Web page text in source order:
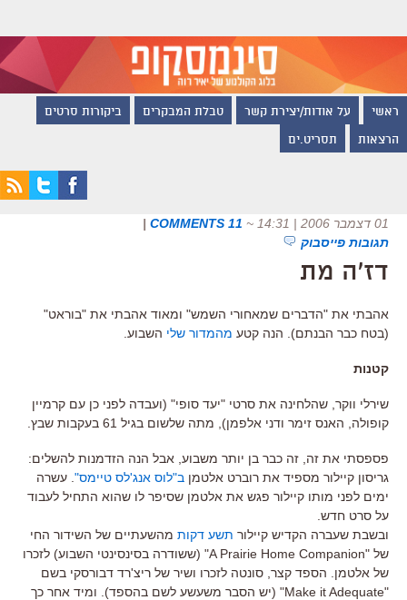
ראשי על אודות/יצירת קשר טבלת המבקרים ביקורות סרטים
הרצאות תסריט.ים
01 דצמבר 2006 | 14:31 ~
11 COMMENTS
|
תגובות פייסבוק
דז'ה מת
אהבתי את "הדברים שמאחורי השמש" ומאוד אהבתי את "בוראט"
(בטח כבר הבנתם). הנה קטע מהמדור שלי השבוע.
קטנות
שירלי ווקר, שהלחינה את סרטי "יעד סופי" (ועבדה לפני כן עם קרמיין
קופולה, האנס זימר ודני אלפמן), מתה שלשום בגיל 61 בעקבות שבץ.
פספסתי את זה, זה כבר בן יותר משבוע, אבל הנה הזדמנות להשלים:
גריסון קיילור מספיד את רוברט אלטמן ב"לוס אנג'לס טיימס" . עשרה
ימים לפני מותו קיילור פגש את אלטמן שסיפר לו שהוא התחיל לעבוד
על סרט חדש.
ובשבת שעברה הקדיש קיילור תשע דקות מהשעתיים של השידור החי
של "A Prairie Home Companion" (ששודרה בסינסינטי השבוע) לזכרו
של אלטמן. הספד קצר, סונטה לזכרו ושיר של ריצ'רד דבורסקי בשם
"Make it Adequate" (יש הסבר משעשע לשם בהספד). ומיד אחר כך